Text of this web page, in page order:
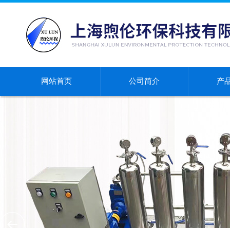
网站首页 公司简介 产